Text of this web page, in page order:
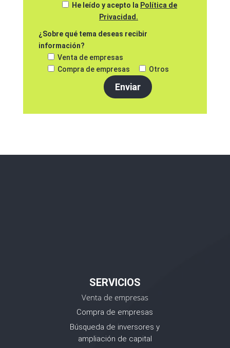
He leído y acepto la Política de
Privacidad.
¿Sobre qué tema deseas recibir
información?
Venta de empresas
Compra de empresas
Otros
SERVICIOS
Venta de empresas
Compra de empresas
Búsqueda de inversores y
ampliación de capital